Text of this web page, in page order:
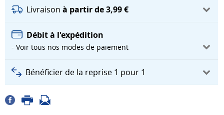
Livraison à partir de 3,99 €
Débit à l'expédition
- Voir tous nos modes de paiement
Bénéficier de la reprise 1 pour 1